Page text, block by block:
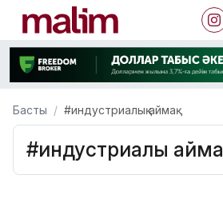
Басты #индустриалық аймақ
#индустриалық аймақ